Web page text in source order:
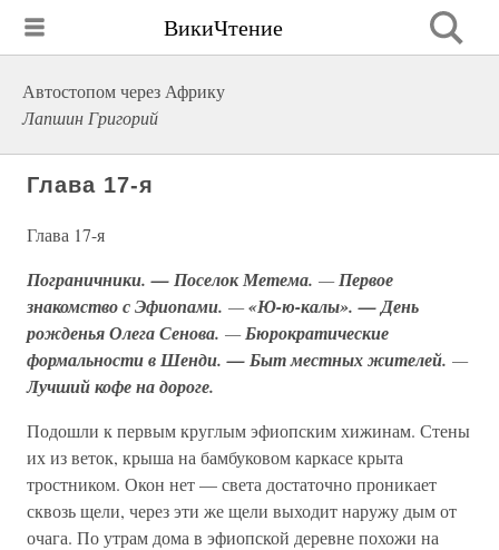
ВикиЧтение
Автостопом через Африку
Лапшин Григорий
Глава 17-я
Глава 17-я
Пограничники. — Поселок Метема. —Первое
знакомство с Эфиопами. —«Ю-ю-калы». — День
рожденья Олега Сенова. —Бюрократические
формальности в Шенди. — Быт местных жителей. —
Лучший кофе на дороге.
Подошли к первым круглым эфиопским хижинам. Стены
их из веток, крыша на бамбуковом каркасе крыта
тростником. Окон нет — света достаточно проникает
сквозь щели, через эти же щели выходит наружу дым от
очага. По утрам дома в эфиопской деревне похожи на